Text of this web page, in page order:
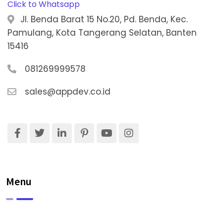
Click to Whatsapp
Jl. Benda Barat 15 No.20, Pd. Benda, Kec.
Pamulang, Kota Tangerang Selatan, Banten
15416
081269999578
sales@appdev.co.id
Menu